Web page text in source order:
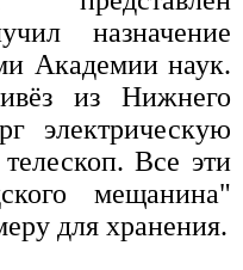
назначение
Академии наук.
из Нижнего
электрическую
Все эти
мещанина"
для хранения.